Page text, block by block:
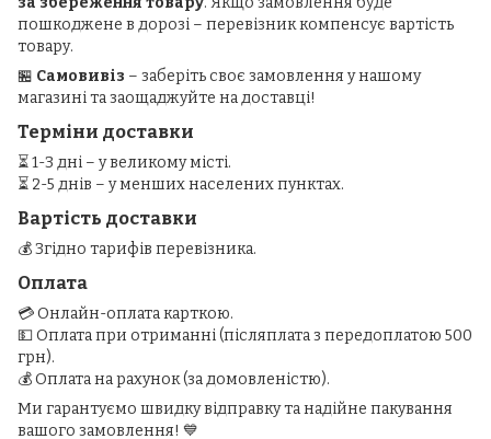
пошкоджене в дорозі – перевізник компенсує вартість
товару.
🏪 Самовивіз – заберіть своє замовлення у нашому
магазині та заощаджуйте на доставці!
Терміни доставки
⏳ 1-3 дні – у великому місті.
⏳ 2-5 днів – у менших населених пунктах.
Вартість доставки
💰 Згідно тарифів перевізника.
Оплата
💳 Онлайн-оплата карткою.
💵 Оплата при отриманні (післяплата з передоплатою 500
грн).
💰 Оплата на рахунок (за домовленістю).
Ми гарантуємо швидку відправку та надійне пакування
вашого замовлення! 💙